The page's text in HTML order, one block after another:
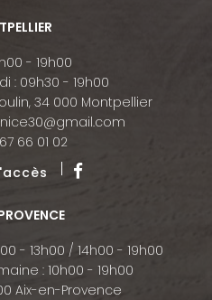
- 19h00
: 09h30 - 19h00
34 000 Montpellier
66 01 02
- 13h00 / 14h00 - 19h00
: 10h00 - 19h00
Aix-en-Provence